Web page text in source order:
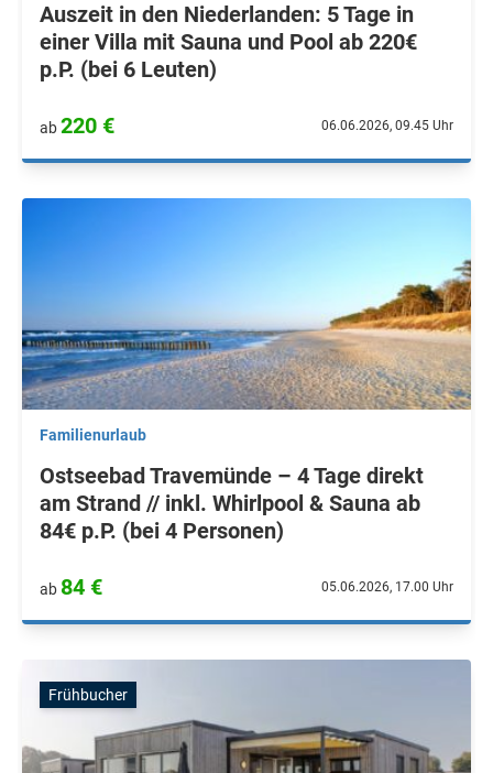
Auszeit in den Niederlanden: 5 Tage in
einer Villa mit Sauna und Pool ab 220€
p.P. (bei 6 Leuten)
ab220 € 06.06.2026, 09.45 Uhr
Familienurlaub
Ostseebad Travemünde – 4 Tage direkt
am Strand // inkl. Whirlpool & Sauna ab
84€ p.P. (bei 4 Personen)
ab 84 € 05.06.2026, 17.00 Uhr
Frühbucher